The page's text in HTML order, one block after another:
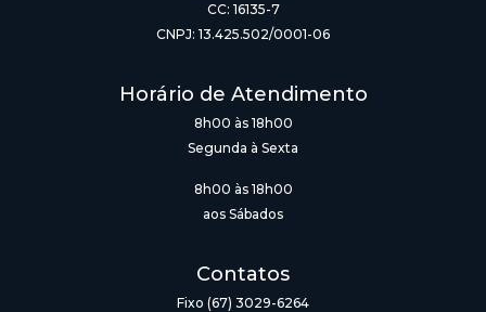
CC: 16135-7
CNPJ: 13.425.502/0001-06
Horário de Atendimento
8h00 às 18h00
Segunda à Sexta
8h00 às 18h00
aos Sábados
Contatos
Fixo (67) 3029-6264